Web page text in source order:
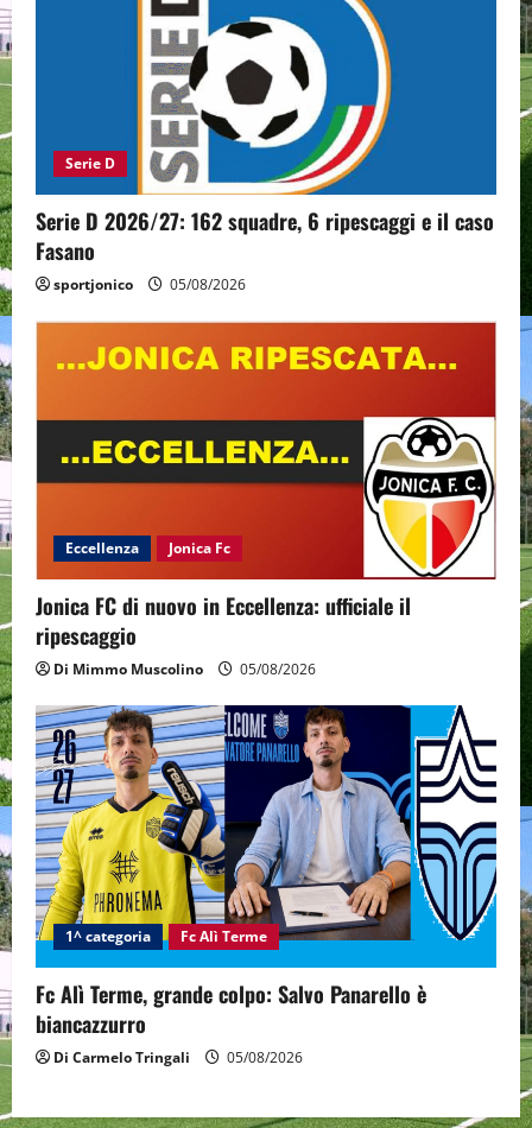
Serie D
Serie D 2026/27: 162 squadre, 6 ripescaggi e il caso
Fasano
sportjonico 05/08/2026
Eccellenza Jonica Fc
Jonica FC di nuovo in Eccellenza: ufficiale il
ripescaggio
Di Mimmo Muscolino 05/08/2026
1^ categoria Fc Alì Terme
Fc Alì Terme, grande colpo: Salvo Panarello è
biancazzurro
Di Carmelo Tringali 05/08/2026